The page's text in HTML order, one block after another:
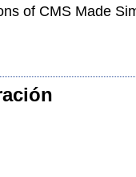
of CMS Made